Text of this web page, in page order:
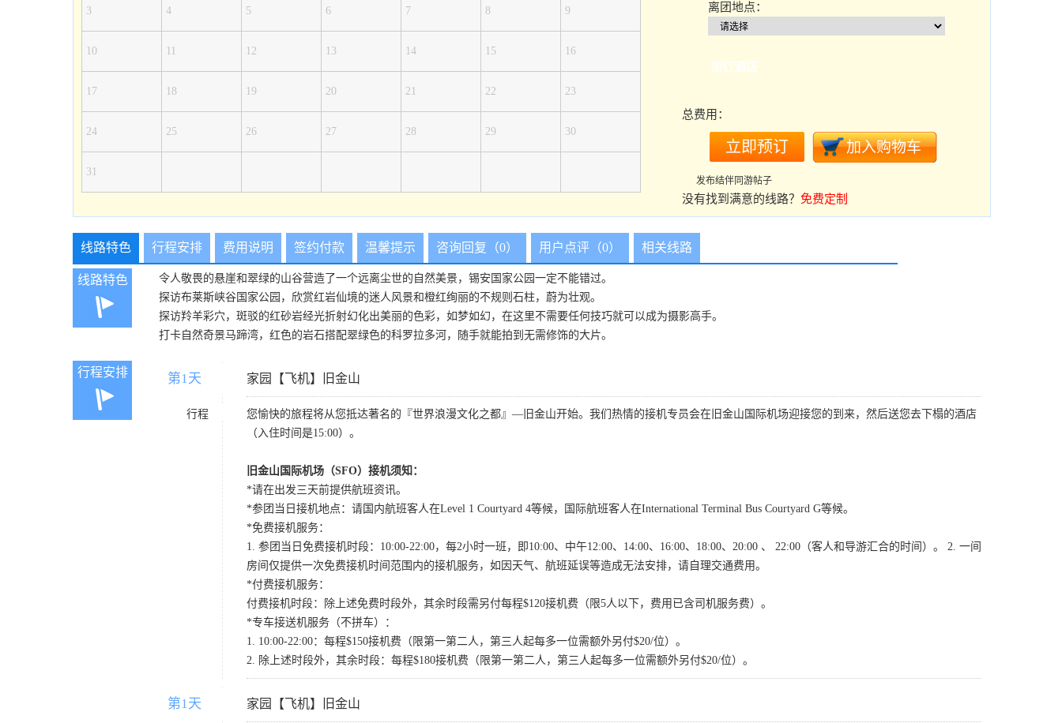
3 4 5 6 7 8 9
10 11 12 13 14 15 16
17 18 19 20 21 22 23
24 25 26 27 28 29 30
31
离团地点：
加订酒店
总费用：
发布结伴同游帖子
没有找到满意的线路？ 免费定制
线路特色 行程安排 费用说明 签约付款 温馨提示 咨询回复（0） 用户点评（0） 相关线路
线路特色
令人敬畏的悬崖和翠绿的山谷营造了一个远离尘世的自然美景，锡安国家公园一定不能错过。
探访布莱斯峡谷国家公园，欣赏红岩仙境的迷人风景和橙红绚丽的不规则石柱，蔚为壮观。
探访羚羊彩穴，斑驳的红砂岩经光折射幻化出美丽的色彩，如梦如幻，在这里不需要任何技巧就可以成为摄影高手。
打卡自然奇景马蹄湾，红色的岩石搭配翠绿色的科罗拉多河，随手就能拍到无需修饰的大片。
行程安排 第1天 家园【飞机】旧金山
行程
您愉快的旅程将从您抵达著名的『世界浪漫文化之都』—旧金山开始。我们热情的接机专员会在旧金山国际机场迎接您的到来，然后送您去下榻的酒店
（入住时间是15:00）。
旧金山国际机场（SFO）接机须知：
*请在出发三天前提供航班资讯。
*参团当日接机地点：请国内航班客人在Level 1 Courtyard 4等候，国际航班客人在International Terminal Bus Courtyard G等候。
*免费接机服务：
1. 参团当日免费接机时段：10:00-22:00，每2小时一班，即10:00、中午12:00、14:00、16:00、18:00、20:00 、 22:00（客人和导游汇合的时间）。 2. 一间
房间仅提供一次免费接机时间范围内的接机服务，如因天气、航班延误等造成无法安排，请自理交通费用。
*付费接机服务：
付费接机时段：除上述免费时段外，其余时段需另付每程$120接机费（限5人以下，费用已含司机服务费）。
*专车接送机服务（不拼车）：
1. 10:00-22:00：每程$150接机费（限第一第二人，第三人起每多一位需额外另付$20/位）。
2. 除上述时段外，其余时段：每程$180接机费（限第一第二人，第三人起每多一位需额外另付$20/位）。
第1天 家园【飞机】旧金山